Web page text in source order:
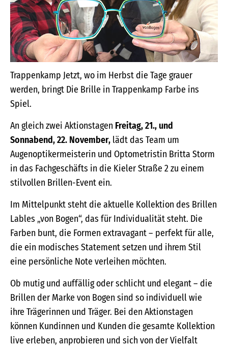
Trappenkamp Jetzt, wo im Herbst die Tage grauer
werden, bringt Die Brille in Trappenkamp Farbe ins
Spiel.
An gleich zwei Aktionstagen Freitag, 21., und
Sonnabend, 22. November, lädt das Team um
Augenoptikermeisterin und Optometristin Britta Storm
in das Fachgeschäfts in die Kieler Straße 2 zu einem
stilvollen Brillen-Event ein.
Im Mittelpunkt steht die aktuelle Kollektion des Brillen
Lables „von Bogen“, das für Individualität steht. Die
Farben bunt, die Formen extravagant – perfekt für alle,
die ein modisches Statement setzen und ihrem Stil
eine persönliche Note verleihen möchten.
Ob mutig und auffällig oder schlicht und elegant – die
Brillen der Marke von Bogen sind so individuell wie
ihre Trägerinnen und Träger. Bei den Aktionstagen
können Kundinnen und Kunden die gesamte Kollektion
live erleben, anprobieren und sich von der Vielfalt